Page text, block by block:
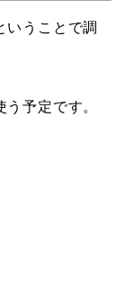
うことで調
予定です。